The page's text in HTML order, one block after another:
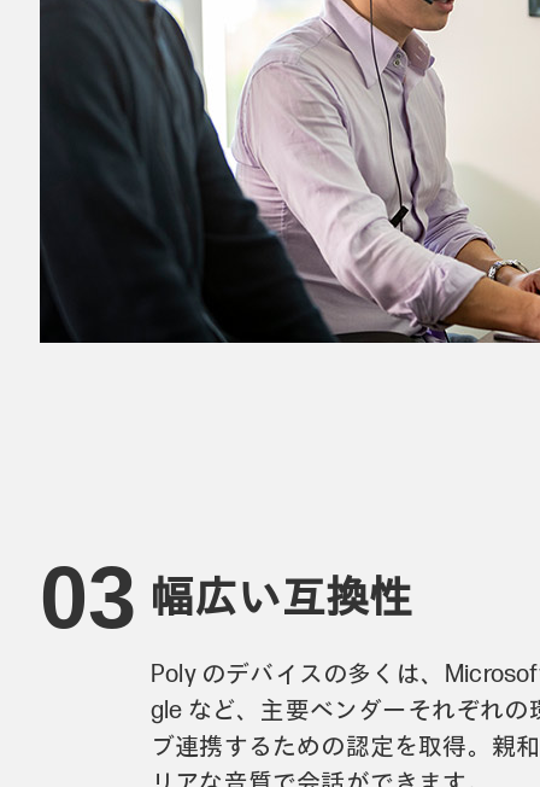
幅広い互換性
Poly のデバイスの多くは、
gle など、主要ベンダーそれぞれの
ブ連携するための認定を取得。親